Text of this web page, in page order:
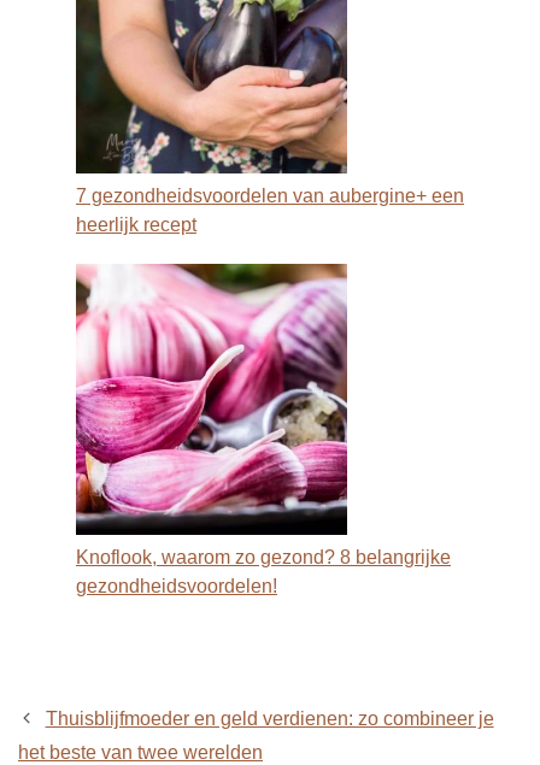
7 gezondheidsvoordelen van aubergine+ een
heerlijk recept
Knoflook, waarom zo gezond? 8 belangrijke
gezondheidsvoordelen!
Thuisblijfmoeder en geld verdienen: zo combineer je
het beste van twee werelden